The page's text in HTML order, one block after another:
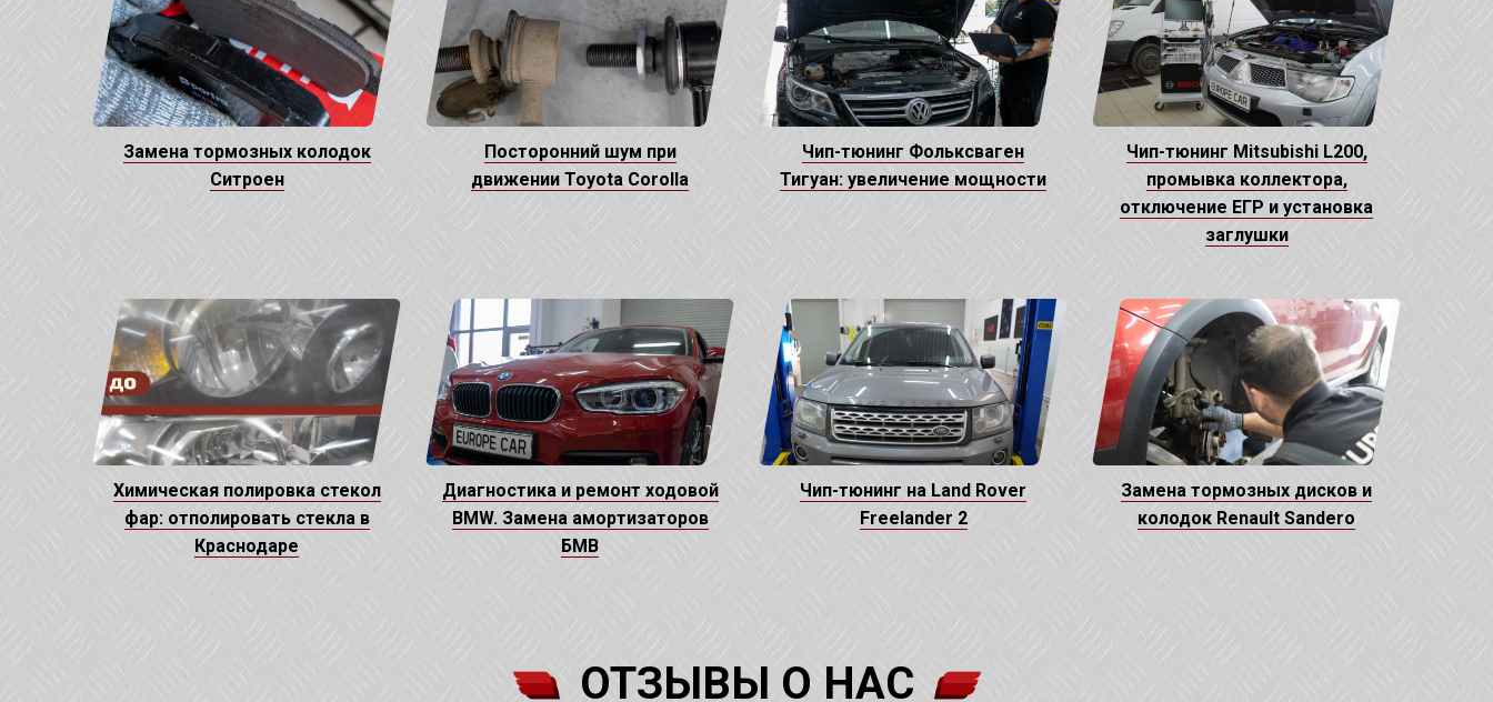
Замена тормозных колодок
Ситроен
Посторонний шум при
движении Toyota Corolla
Чип-тюнинг Фольксваген
Тигуан: увеличение мощности
Чип-тюнинг Mitsubishi L200,
промывка коллектора,
отключение ЕГР и установка
заглушки
Химическая полировка стекол
фар: отполировать стекла в
Краснодаре
Диагностика и ремонт ходовой
BMW. Замена амортизаторов
БМВ
Чип-тюнинг на Land Rover
Freelander 2
Замена тормозных дисков и
колодок Renault Sandero
ОТЗЫВЫ О НАС